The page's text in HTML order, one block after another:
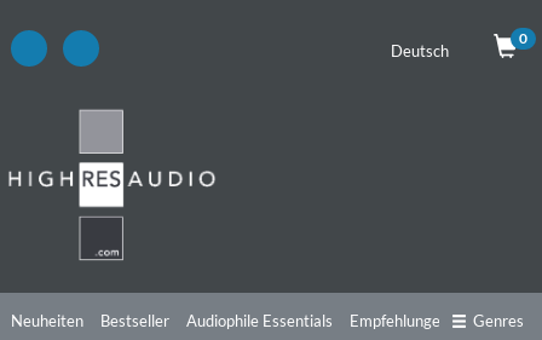
Deutsch
0
Neuheiten Bestseller Audiophile Essentials Empfehlungen Genres